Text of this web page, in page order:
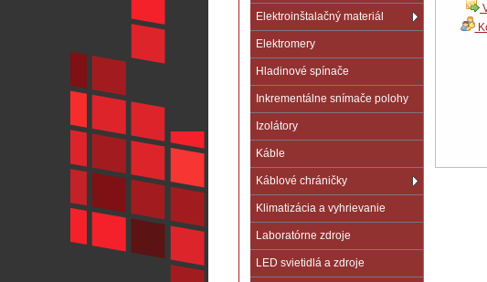
Elektroinštalačný materiál
Elektromery
Hladinové spínače
Inkrementálne snímače polohy
Izolátory
Káble
Káblové chráničky
Klimatizácia a vyhrievanie
Laboratórne zdroje
LED svietidlá a zdroje